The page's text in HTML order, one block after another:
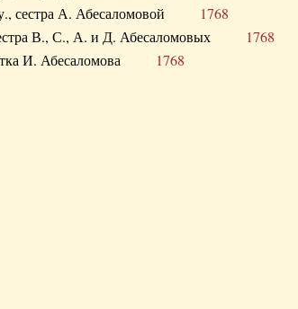
у., сестра А. Абесаломовой 1768
сестра В., С., А. и Д. Абесаломовых 1768
И. Абесаломова 1768